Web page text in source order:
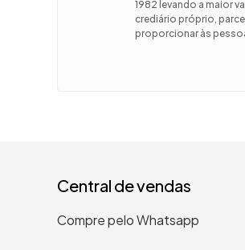
1982 levando a maior
crediário próprio,
proporcionar às
Central de vendas
Compre pelo Whatsapp